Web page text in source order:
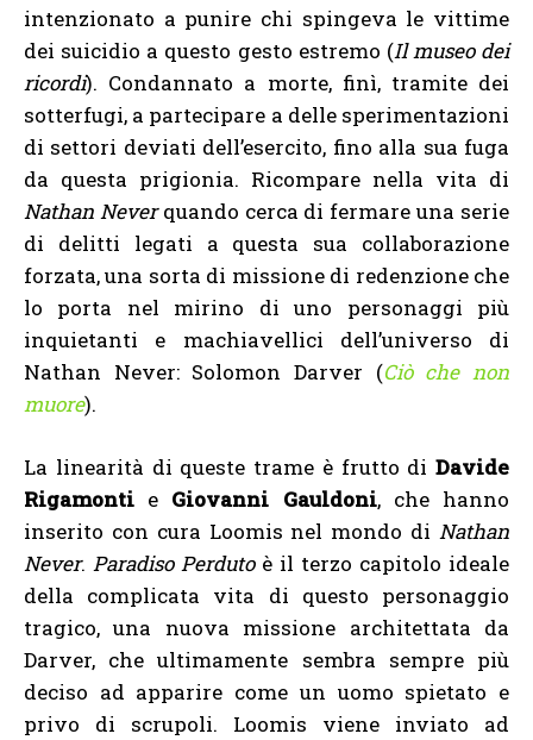
intenzionato a punire chi spingeva le vittime
dei suicidio a questo gesto estremo (Il museo dei
ricordi). Condannato a morte, finì, tramite dei
sotterfugi, a partecipare a delle sperimentazioni
di settori deviati dell’esercito, fino alla sua fuga
da questa prigionia. Ricompare nella vita di
Nathan Neverquando cerca di fermare una serie
di delitti legati a questa sua collaborazione
forzata, una sorta di missione di redenzione che
lo porta nel mirino di uno personaggi più
inquietanti e machiavellici dell’universo di
Nathan Never: Solomon Darver (Ciò che non
muore).
La linearità di queste trame è frutto di Davide
Rigamonti e Giovanni Gauldoni, che hanno
inserito con cura Loomis nel mondo di Nathan
Never. Paradiso Perdutoè il terzo capitolo ideale
della complicata vita di questo personaggio
tragico, una nuova missione architettata da
Darver, che ultimamente sembra sempre più
deciso ad apparire come un uomo spietato e
privo di scrupoli. Loomis viene inviato ad